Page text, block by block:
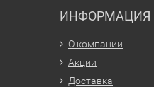
ИНФОРМАЦИЯ
О компании
Акции
Доставка